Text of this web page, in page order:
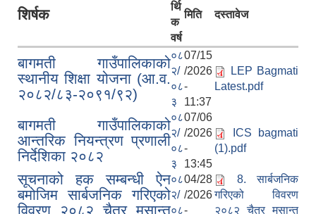
शिर्षक
र्थि
क
वर्ष
मिति दस्तावेज
बागमती गाउँपालिकाको
स्थानीय शिक्षा योजना (आ.व.
२०८२/८३-२०९१/९२)
०८
२/
०८
३
07/15
/2026
-
11:37
LEP Bagmati
Latest.pdf
बागमती गाउँपालिकाको
आन्तरिक नियन्त्रण प्रणाली
निर्देशिका २०८२
०८
२/
०८
३
07/06
/2026
-
13:45
ICS bagmati
(1).pdf
सूचनाको हक सम्बन्धी ऐन
बमोजिम सार्बजनिक गरिएको
विवरण २०८२ चैत्र मसान्त
०८
२/
०८
04/28
/2026
-
8. सार्बजनिक
गरिएको विवरण
२०८२ चैत्र मसान्त